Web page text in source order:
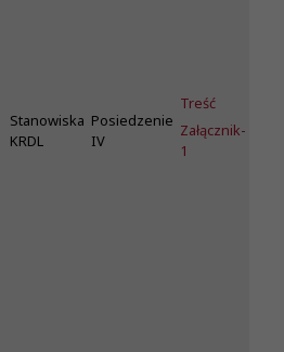
Stanowiska
KRDL
Posiedzenie
IV
Treść
Załącznik-
1